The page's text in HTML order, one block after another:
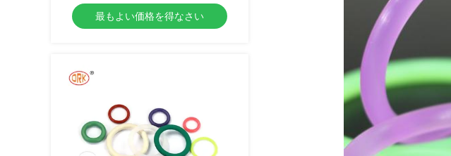
最もよい価格を得なさい